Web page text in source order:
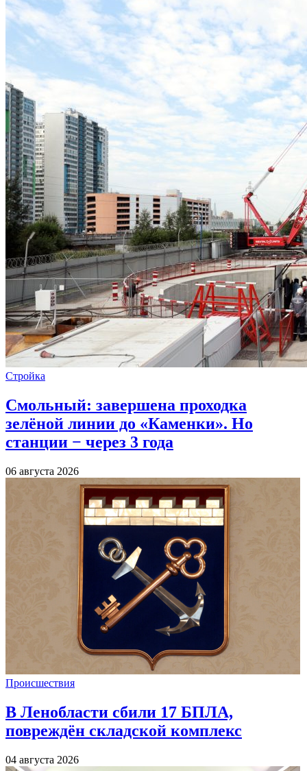
Стройка
Смольный: завершена проходка
зелёной линии до «Каменки». Но
станции − через 3 года
06 августа 2026
Происшествия
В Ленобласти сбили 17 БПЛА,
повреждён складской комплекс
04 августа 2026